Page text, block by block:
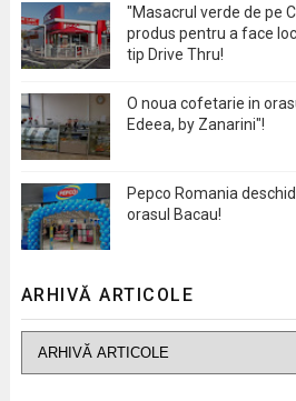
"Masacrul verde de pe
produs pentru a face
tip Drive Thru!
O noua cofetarie in
Edeea, by Zanarini"!
Pepco Romania
orasul Bacau!
ARHIVĂ ARTICOLE